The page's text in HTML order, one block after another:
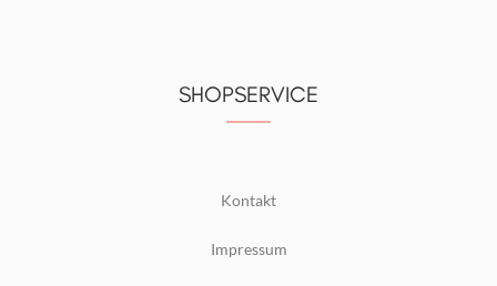
SHOPSERVICE
Kontakt
Impressum